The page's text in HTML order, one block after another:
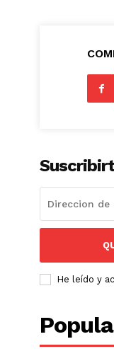
He leído y